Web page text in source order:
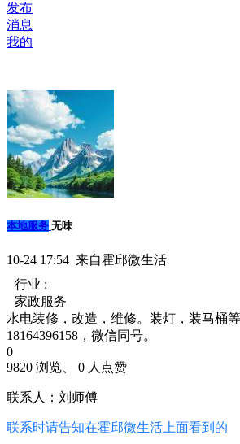
发布
消息
我的
本地服务 无味
10-24 17:54 来自霍邱微生活
行业 :
家政服务
水电装修，改造，维修。装灯，装马桶
18164396158，微信同号。
0
9820 浏览、 0 人点赞
联系人：刘师傅
联系时请告知在霍邱微生活 上面看到的